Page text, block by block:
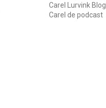
Carel Lurvink Blog
Carel de podcast